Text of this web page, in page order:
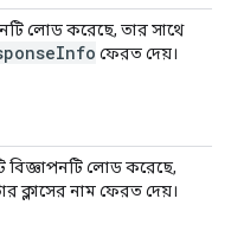
লোড করেছে, তার সাথে
Info ফেরত দেয়।
বিজ্ঞাপনটি লোড করেছে,
ক্লাসের নাম ফেরত দেয়।